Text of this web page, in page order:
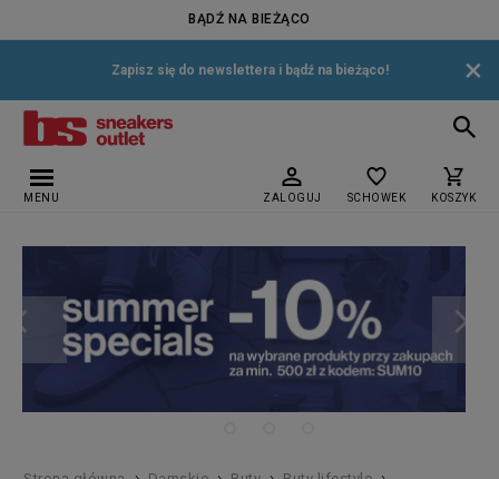
BĄDŹ NA BIEŻĄCO
Zapisz się do newslettera i bądź na bieżąco! ×
MENU ZALOGUJ SCHOWEK KOSZYK